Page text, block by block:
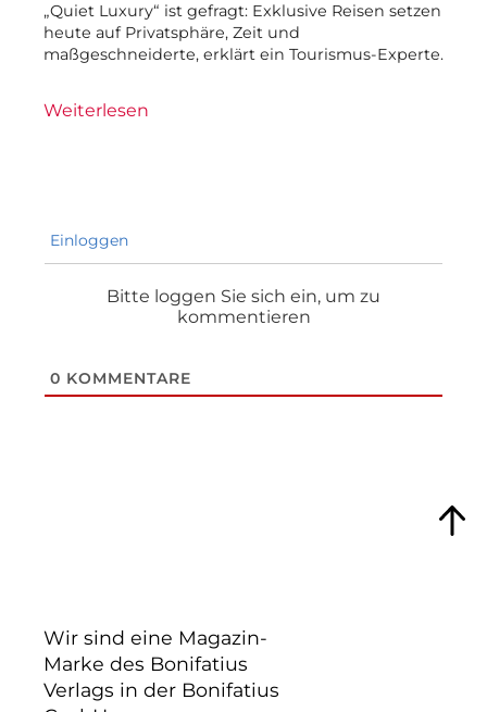
„Quiet Luxury“ ist gefragt: Exklusive Reisen setzen
heute auf Privatsphäre, Zeit und
maßgeschneiderte, erklärt ein Tourismus-Experte.
Weiterlesen
Einloggen
Bitte loggen Sie sich ein, um zu
kommentieren
0 KOMMENTARE
Wir sind eine Magazin-
Marke des Bonifatius
Verlags in der Bonifatius